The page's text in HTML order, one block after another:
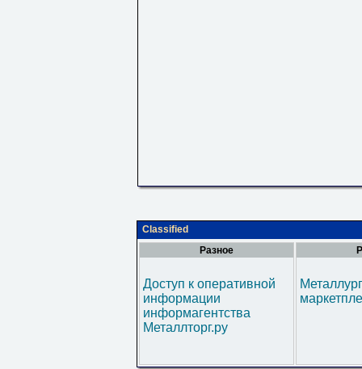
Classified
Разное
Доступ к оперативной
информации
информагентства
Металлторг.ру